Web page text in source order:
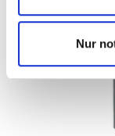
Nur